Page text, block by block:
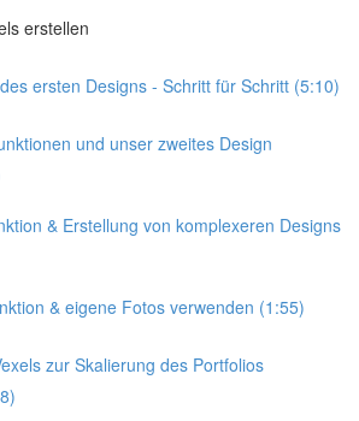
erstellen
ersten Designs - Schritt für Schritt (5:10)
und unser zweites Design
& Erstellung von komplexeren Designs
& eigene Fotos verwenden (1:55)
zur Skalierung des Portfolios